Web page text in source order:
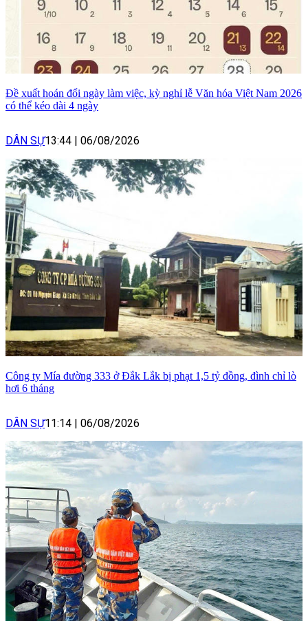
Đề xuất hoán đổi ngày làm việc, kỳ nghỉ lễ Văn hóa Việt Nam 2026
có thể kéo dài 4 ngày
DÂN SỰ13:44 06/08/2026
Công ty Mía đường 333 ở Đắk Lắk bị phạt 1,5 tỷ đồng, đình chỉ lò
hơi 6 tháng
DÂN SỰ11:14 06/08/2026